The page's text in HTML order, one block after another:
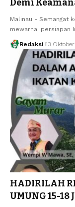
Demi
Malinau - Semangat
mewarnai persiapan
Redaksi 13
HADIRILAH
UMUNG 15-18